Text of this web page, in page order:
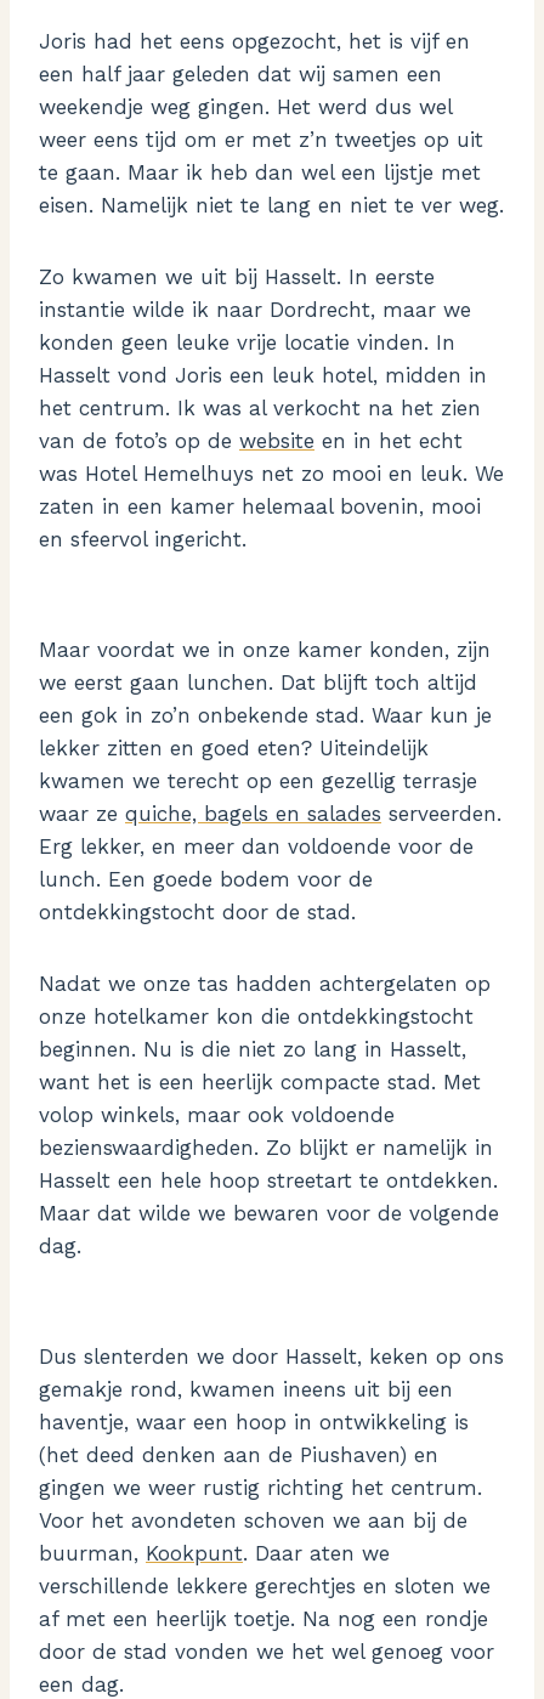
Joris had het eens opgezocht, het is vijf en
een half jaar geleden dat wij samen een
weekendje weg gingen. Het werd dus wel
weer eens tijd om er met z’n tweetjes op uit
te gaan. Maar ik heb dan wel een lijstje met
eisen. Namelijk niet te lang en niet te ver weg.
Zo kwamen we uit bij Hasselt. In eerste
instantie wilde ik naar Dordrecht, maar we
konden geen leuke vrije locatie vinden. In
Hasselt vond Joris een leuk hotel, midden in
het centrum. Ik was al verkocht na het zien
van de foto’s op de website en in het echt
was Hotel Hemelhuys net zo mooi en leuk. We
zaten in een kamer helemaal bovenin, mooi
en sfeervol ingericht.
Maar voordat we in onze kamer konden, zijn
we eerst gaan lunchen. Dat blijft toch altijd
een gok in zo’n onbekende stad. Waar kun je
lekker zitten en goed eten? Uiteindelijk
kwamen we terecht op een gezellig terrasje
waar ze quiche, bagels en salades serveerden.
Erg lekker, en meer dan voldoende voor de
lunch. Een goede bodem voor de
ontdekkingstocht door de stad.
Nadat we onze tas hadden achtergelaten op
onze hotelkamer kon die ontdekkingstocht
beginnen. Nu is die niet zo lang in Hasselt,
want het is een heerlijk compacte stad. Met
volop winkels, maar ook voldoende
bezienswaardigheden. Zo blijkt er namelijk in
Hasselt een hele hoop streetart te ontdekken.
Maar dat wilde we bewaren voor de volgende
dag.
Dus slenterden we door Hasselt, keken op ons
gemakje rond, kwamen ineens uit bij een
haventje, waar een hoop in ontwikkeling is
(het deed denken aan de Piushaven) en
gingen we weer rustig richting het centrum.
Voor het avondeten schoven we aan bij de
buurman, Kookpunt. Daar aten we
verschillende lekkere gerechtjes en sloten we
af met een heerlijk toetje. Na nog een rondje
door de stad vonden we het wel genoeg voor
een dag.